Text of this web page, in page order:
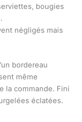
bougies
négligés mais
bordereau
même
la commande. Fini
éclatées.